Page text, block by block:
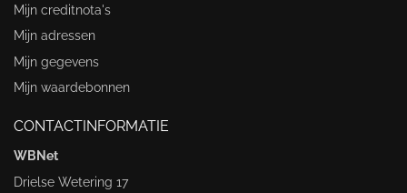
Mijn creditnota's
Mijn adressen
Mijn gegevens
Mijn waardebonnen
CONTACTINFORMATIE
WBNet
Drielse Wetering 17